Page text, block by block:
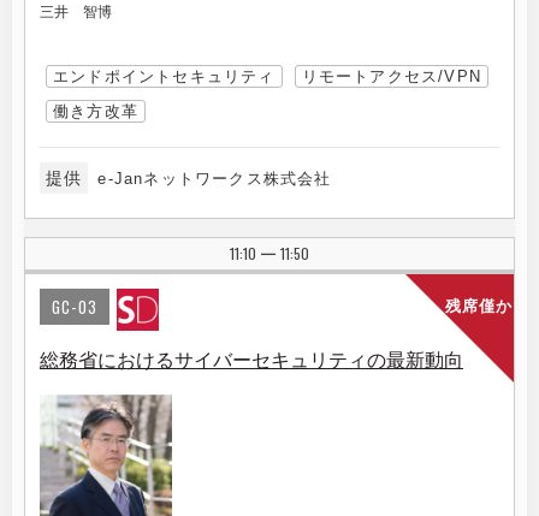
三井 智博
エンドポイントセキュリティ
リモートアクセス/VPN
働き方改革
提供 e-Janネットワークス株式会社
11:10 | 11:50
残席僅か
GC-03
総務省におけるサイバーセキュリティの最新動向